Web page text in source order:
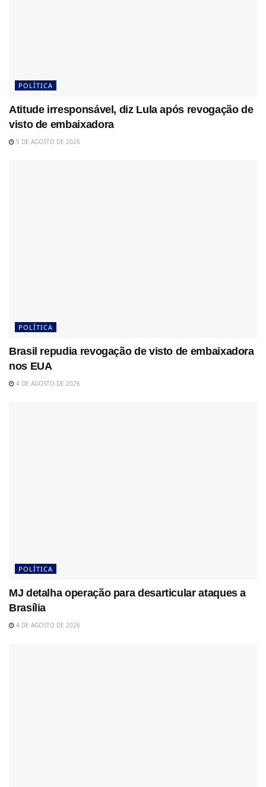
POLÍTICA
Atitude irresponsável, diz Lula após revogação de
visto de embaixadora
5 DE AGOSTO DE 2026
POLÍTICA
Brasil repudia revogação de visto de embaixadora
nos EUA
4 DE AGOSTO DE 2026
POLÍTICA
MJ detalha operação para desarticular ataques a
Brasília
4 DE AGOSTO DE 2026